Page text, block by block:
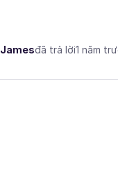
Jamesđã trả lời1 năm